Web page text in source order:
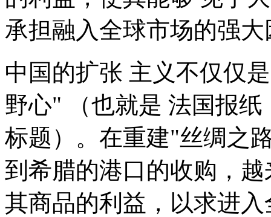
承担融入全球市场的强
中国的扩张 主义不仅仅
野心" （也就是 法国报
标题）。在重建"丝绸之
到希腊的港口的收购，
其商品的利益，以求进